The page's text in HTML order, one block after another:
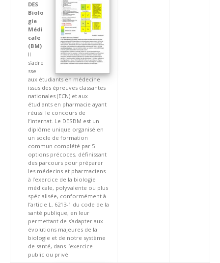
DES
Biolo
gie
Médi
cale
(BM)
Il
s’adre
sse
aux étudiants en médecine
issus des épreuves classantes
nationales (ECN) et aux
étudiants en pharmacie ayant
réussi le concours de
l’internat. Le DESBM est un
diplôme unique organisé en
un socle de formation
commun complété par 5
options précoces, définissant
des parcours pour préparer
les médecins et pharmaciens
à l’exercice de la biologie
médicale, polyvalente ou plus
spécialisée, conformément à
l’article L. 6213-1 du code de la
santé publique, en leur
permettant de s’adapter aux
évolutions majeures de la
biologie et de notre système
de santé, dans l’exercice
public ou privé.